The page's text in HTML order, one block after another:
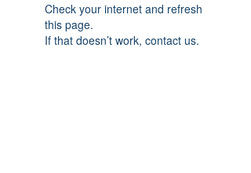
Check your internet and refresh
this page.
If that doesn’t work, contact us.